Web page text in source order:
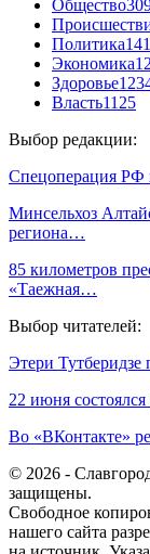
Общество
Политика
Экономика
Здоровье
Власть1125
Выбор редакции:
Спецоперация РФ
Минсельхоз
региона…
85 километров
«Таежная…
Выбор читателей:
Этери Тутберидзе
22 июня
Во «ВКонтакте»
© 2026 -
защищены.
Свободное
нашего сайта